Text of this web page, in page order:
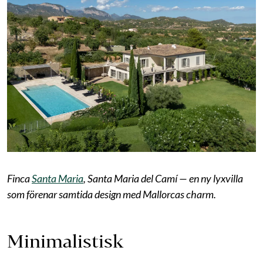
FincaSanta Maria, Santa Maria del Camí — en ny lyxvilla
som förenar samtida design med Mallorcas charm.
Minimalistisk